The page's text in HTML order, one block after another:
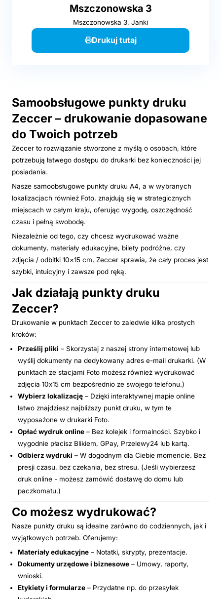
Mszczonowska 3
Mszczonowska 3, Janki
Drukuj tutaj
Samoobsługowe punkty druku
Zeccer – drukowanie dopasowane
do Twoich potrzeb
Zeccer to rozwiązanie stworzone z myślą o osobach, które
potrzebują łatwego dostępu do drukarki bez konieczności jej
posiadania.
Nasze samoobsługowe punkty druku A4, a w wybranych
lokalizacjach również Foto, znajdują się w strategicznych
miejscach w całym kraju, oferując wygodę, oszczędność
czasu i pełną swobodę.
Niezależnie od tego, czy chcesz wydrukować ważne
dokumenty, materiały edukacyjne, bilety podróżne, czy
zdjęcia / odbitki 10×15 cm, Zeccer sprawia, że cały proces jest
szybki, intuicyjny i zawsze pod ręką.
Jak działają punkty druku
Zeccer?
Drukowanie w punktach Zeccer to zaledwie kilka prostych
kroków:
Prześlij pliki – Skorzystaj z naszej strony internetowej lub
wyślij dokumenty na dedykowany adres e-mail drukarki. (W
punktach ze stacjami Foto możesz również wydrukować
zdjęcia 10x15 cm bezpośrednio ze swojego telefonu.)
Wybierz lokalizację – Dzięki interaktywnej mapie online
łatwo znajdziesz najbliższy punkt druku, w tym te
wyposażone w drukarki Foto.
Opłać wydruk online – Bez kolejek i formalności. Szybko i
wygodnie płacisz Blikiem, GPay, Przelewy24 lub kartą.
Odbierz wydruki – W dogodnym dla Ciebie momencie. Bez
presji czasu, bez czekania, bez stresu. (Jeśli wybierzesz
druk online - możesz zamówić dostawę do domu lub
paczkomatu.)
Co możesz wydrukować?
Nasze punkty druku są idealne zarówno do codziennych, jak i
wyjątkowych potrzeb. Oferujemy:
Materiały edukacyjne – Notatki, skrypty, prezentacje.
Dokumenty urzędowe i biznesowe – Umowy, raporty,
wnioski.
Etykiety i formularze – Przydatne np. do przesyłek